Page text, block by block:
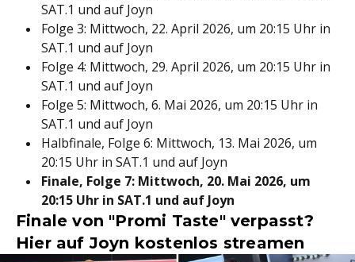
SAT.1 und auf Joyn
Folge 3: Mittwoch, 22. April 2026, um 20:15 Uhr in
SAT.1 und auf Joyn
Folge 4: Mittwoch, 29. April 2026, um 20:15 Uhr in
SAT.1 und auf Joyn
Folge 5: Mittwoch, 6. Mai 2026, um 20:15 Uhr in
SAT.1 und auf Joyn
Halbfinale, Folge 6: Mittwoch, 13. Mai 2026, um
20:15 Uhr in SAT.1 und auf Joyn
Finale, Folge 7: Mittwoch, 20. Mai 2026, um
20:15 Uhr in SAT.1 und auf Joyn
Finale von "Promi Taste" verpasst?
Hier auf Joyn kostenlos streamen